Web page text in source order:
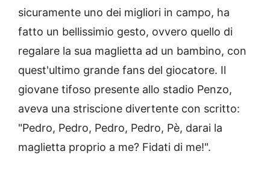
sicuramente uno dei migliori in campo, ha
fatto un bellissimio gesto, ovvero quello di
regalare la sua maglietta ad un bambino, con
quest'ultimo grande fans del giocatore. Il
giovane tifoso presente allo stadio Penzo,
aveva una striscione divertente con scritto:
"Pedro, Pedro, Pedro, Pedro, Pè, darai la
maglietta proprio a me? Fidati di me!".